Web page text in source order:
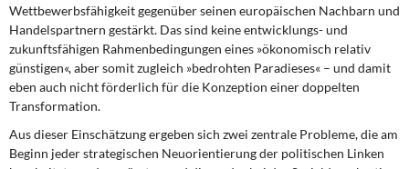
Wettbewerbsfähigkeit gegenüber seinen europäischen Nachbarn und
Handelspartnern gestärkt. Das sind keine entwicklungs- und
zukunftsfähigen Rahmenbedingungen eines »ökonomisch relativ
günstigen«, aber somit zugleich »bedrohten Paradieses« – und damit
eben auch nicht förderlich für die Konzeption einer doppelten
Transformation.
Aus dieser Einschätzung ergeben sich zwei zentrale Probleme, die am
Beginn jeder strategischen Neuorientierung der politischen Linken